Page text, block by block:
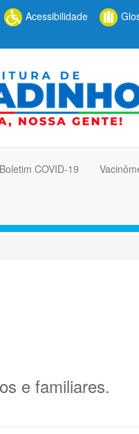
Acessibilidade
Boletim COVID-19
e familiares.